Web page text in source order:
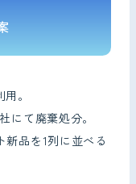
。
にて廃棄処分。
新品を1列に並べる